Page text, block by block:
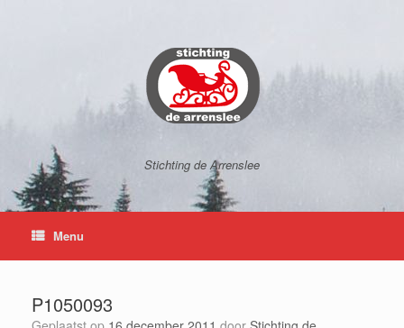
Stichting de Arrenslee
Menu
P1050093